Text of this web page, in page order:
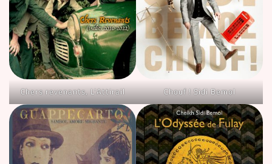
Chers revenants, L’Attirail Chouf ! Sidi Bemol